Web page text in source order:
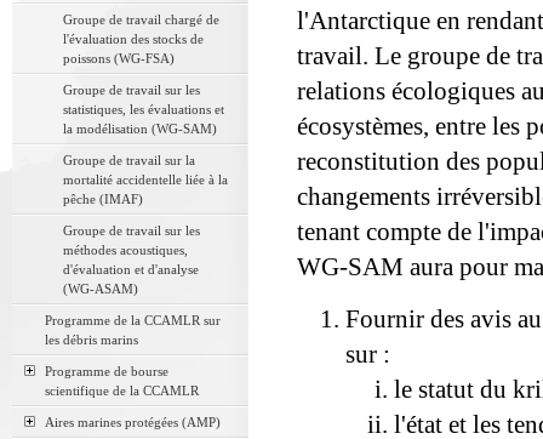
Groupe de travail chargé de
l'évaluation des stocks de
poissons (WG-FSA)
Groupe de travail sur les
statistiques, les évaluations et
la modélisation (WG-SAM)
Groupe de travail sur la
mortalité accidentelle liée à la
pêche (IMAF)
Groupe de travail sur les
méthodes acoustiques,
d'évaluation et d'analyse
(WG-ASAM)
Programme de la CCAMLR sur
les débris marins
Programme de bourse
scientifique de la CCAMLR
Aires marines protégées (AMP)
l'Antarctique en
travail. Le groupe de
relations écologiques
écosystèmes, entre les
reconstitution des
changements
tenant compte de
WG-SAM aura pour
Fournir des avis
sur :
le statut du
l'état et les